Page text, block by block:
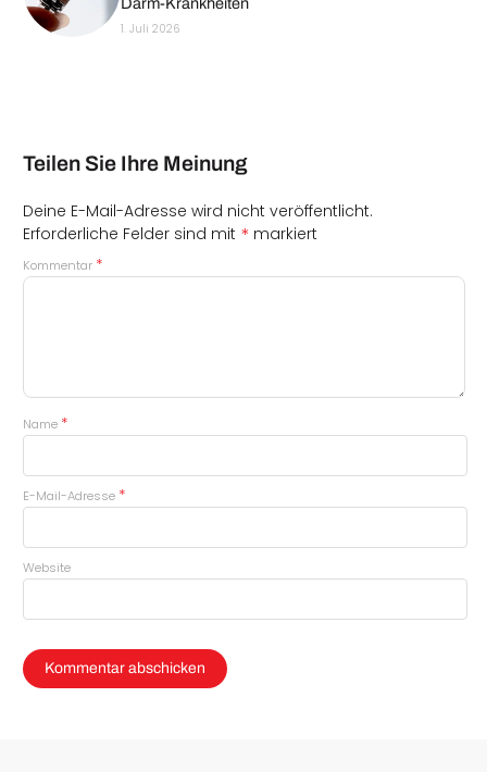
1. Juli 2026
Teilen Sie Ihre Meinung
Deine E-Mail-Adresse wird nicht veröffentlicht.
Erforderliche Felder sind mit * markiert
Kommentar *
Name *
E-Mail-Adresse *
Website